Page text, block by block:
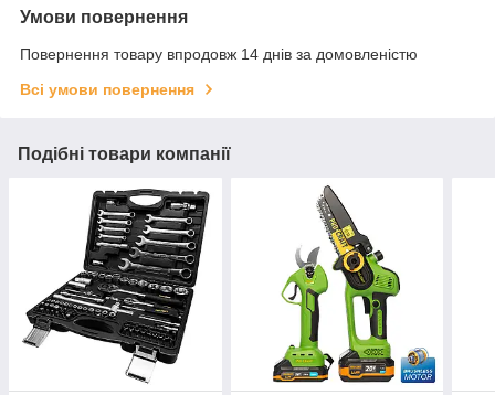
Умови повернення
Повернення товару впродовж 14 днів за домовленістю
Всі умови повернення
Подібні товари компанії